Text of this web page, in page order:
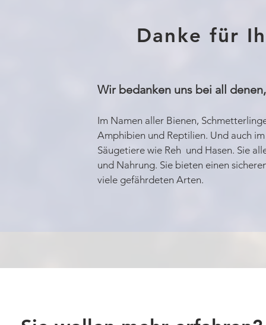
Danke für
Wir bedanken uns bei all
Im Namen aller Bienen,
Amphibien und Reptilien. Und auch
Säugetiere wie Reh und Hasen. Sie
und Nahrung. Sie bieten einen
viele gefährdeten Arten.